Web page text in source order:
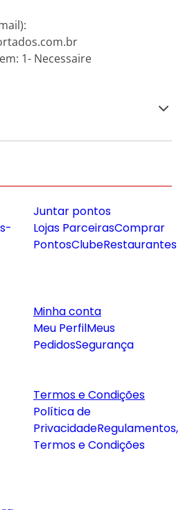
1- Necessaire
Juntar pontos
Lojas ParceirasComprar
PontosClubeRestaurantes
Minha conta
Meu PerfilMeus
PedidosSegurança
Termos e Condições
Política de
PrivacidadeRegulamentos,
Termos e Condições